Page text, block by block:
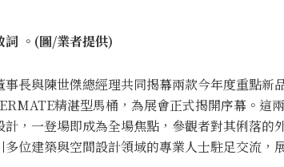
。(圖/業者提供)
事長與陳世傑總經理共同揭幕兩款今年度重點
精湛型馬桶，為展會正式揭開序幕。這
計，一登場即成為全場焦點，參觀者對其俐落的
位建築與空間設計領域的專業人士駐足交流，